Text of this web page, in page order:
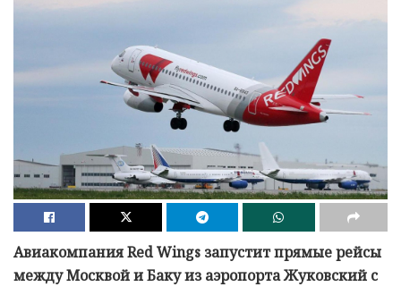
Авиакомпания Red Wings запустит прямые рейсы
между Москвой и Баку из аэропорта Жуковский с